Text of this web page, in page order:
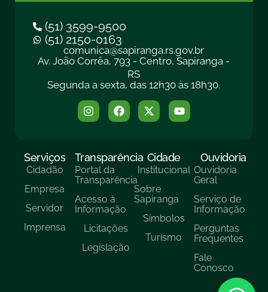
(51) 3599-9500
(51) 2150-0163
comunica@sapiranga.rs.gov.br
Av. João Corrêa, 793 - Centro, Sapiranga -
RS
Segunda a sexta, das 12h30 às 18h30.
Serviços
Cidadão
Empresa
Servidor
Imprensa
Transparência
Portal da
Transparência
Acesso à
Informação
Licitações
Legislação
Cidade
Institucional
Sobre
Sapiranga
Símbolos
Turísmo
Ouvidoria
Ouvidoria
Geral
Serviço de
Informação
Perguntas
Frequentes
Fale
Conosco